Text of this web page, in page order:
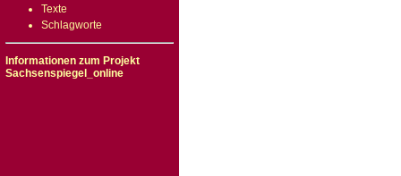
Texte
Schlagworte
Informationen zum Projekt
Sachsenspiegel_online